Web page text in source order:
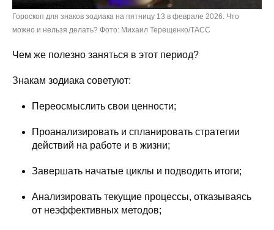
Гороскоп для знаков зодиака на пятницу 13 в феврале 2026. Что
можно и нельзя делать? Фото: Михаил Терещенко/ТАСС
Чем же полезно заняться в этот период?
Знакам зодиака советуют:
Переосмыслить свои ценности;
Проанализировать и спланировать стратегии
действий на работе и в жизни;
Завершать начатые циклы и подводить итоги;
Анализировать текущие процессы, отказываясь
от неэффективных методов;